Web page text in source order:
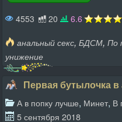
4553 20 6.6
анальный секс, БДСМ, По
унижение
Первая бутылочка в
А в попку лучше, Минет, В
5 сентября 2018